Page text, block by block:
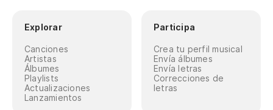
Explorar
Canciones
Artistas
Álbumes
Playlists
Actualizaciones
Lanzamientos
Participa
Crea tu perfil musical
Envía álbumes
Envía letras
Correcciones de
letras